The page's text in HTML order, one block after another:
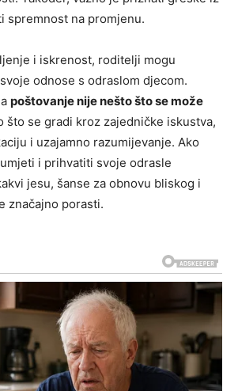
spremnost na promjenu.
i iskrenost, roditelji mogu
odnose s odraslom djecom.
poštovanje nije nešto što se može
što se gradi kroz zajedničke iskustva,
i uzajamno razumijevanje. Ako
i prihvatiti svoje odrasle
jesu, šanse za obnovu bliskog i
značajno porasti.